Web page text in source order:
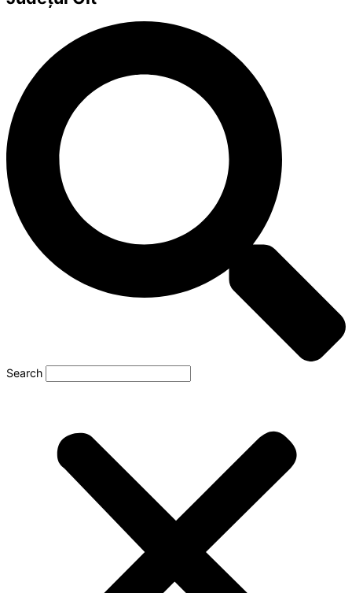
Search